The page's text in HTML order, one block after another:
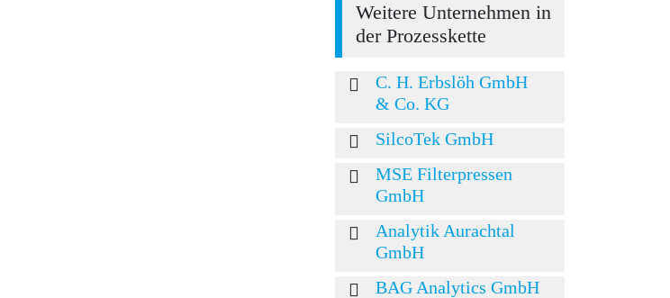
Weitere Unternehmen in
der Prozesskette
C. H. Erbslöh GmbH
& Co. KG
SilcoTek GmbH
MSE Filterpressen
GmbH
Analytik Aurachtal
GmbH
BAG Analytics GmbH